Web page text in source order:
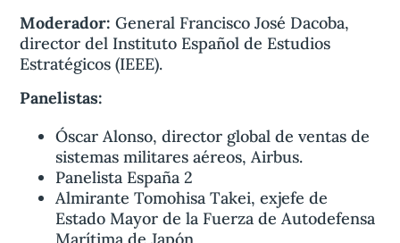
Moderador:General Francisco José Dacoba,
director del Instituto Español de Estudios
Estratégicos (IEEE).
Panelistas:
Óscar Alonso, director global de ventas de
sistemas militares aéreos, Airbus.
Panelista España 2
Almirante Tomohisa Takei, exjefe de
Estado Mayor de la Fuerza de Autodefensa